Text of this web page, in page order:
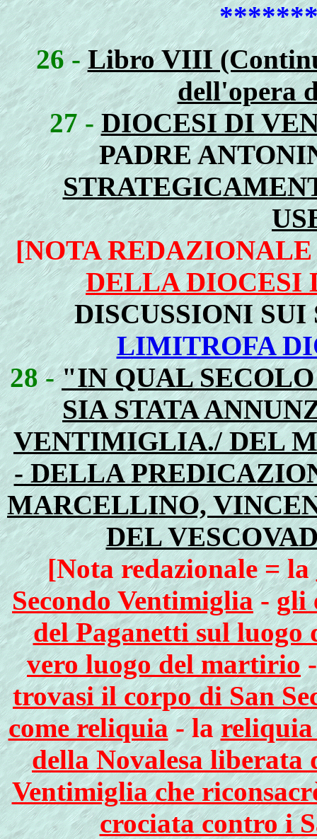
26 -Libro VIII
dell'opera
27 -DIOCESI DI
PADRE
[NOTA
DELLA
DISCUSSIONI
LIMITROFA
28 -"IN QUAL
SIA STATA
VENTIMIGLIA./ DEL
- DELLA
MARCELLINO,
DEL
[Nota redazionale = la
Secondo Ventimiglia-gli
del Paganetti sul
vero luogo del martirio
trovasi il corpo di San
come reliquia- lareliquia
della Novalesa liberata
Ventimiglia che
crociata contro i